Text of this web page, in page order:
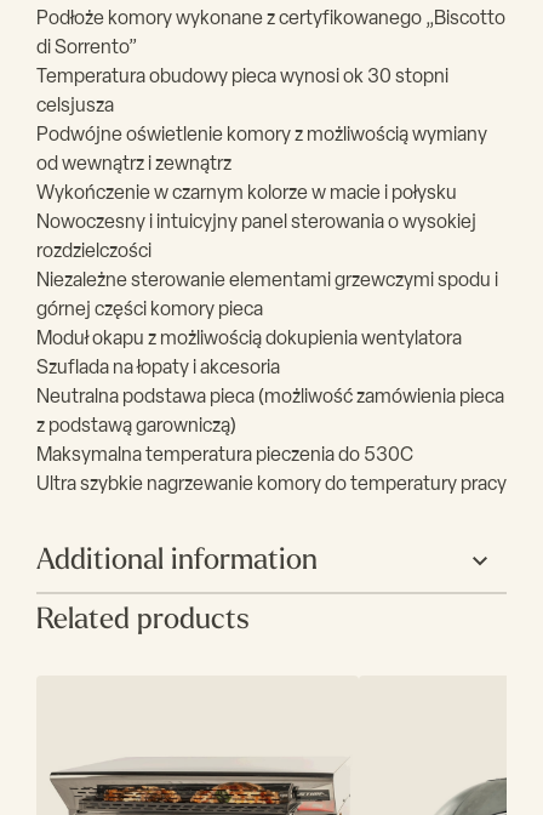
Podłoże komory wykonane z certyfikowanego „Biscotto
di Sorrento”
Temperatura obudowy pieca wynosi ok 30 stopni
celsjusza
Podwójne oświetlenie komory z możliwością wymiany
od wewnątrz i zewnątrz
Wykończenie w czarnym kolorze w macie i połysku
Nowoczesny i intuicyjny panel sterowania o wysokiej
rozdzielczości
Niezależne sterowanie elementami grzewczymi spodu i
górnej części komory pieca
Moduł okapu z możliwością dokupienia wentylatora
Szuflada na łopaty i akcesoria
Neutralna podstawa pieca (możliwość zamówienia pieca
z podstawą garowniczą)
Maksymalna temperatura pieczenia do 530C
Ultra szybkie nagrzewanie komory do temperatury pracy
Additional information
Głębokość(mm) 1565
Ilość pizz w
komorze(szt)
9
Related products